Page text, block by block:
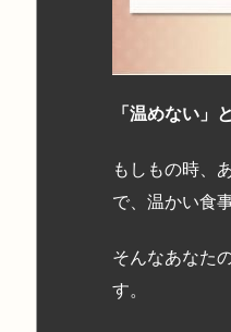
「温めない」
もしもの時、
で、温かい食
そんなあなた
す。